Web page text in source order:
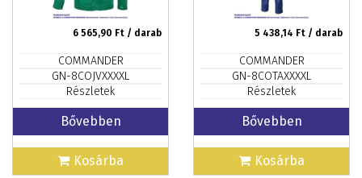
6 565,90 Ft / darab
COMMANDER
GN-8COJVXXXXL
Részletek
Bővebben
Kosárba
5 438,14 Ft / darab
COMMANDER
GN-8COTAXXXXL
Részletek
Bővebben
Kosárba